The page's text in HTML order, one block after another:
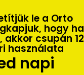
le a Orto
hogy ha
csupán 12
használata
napi